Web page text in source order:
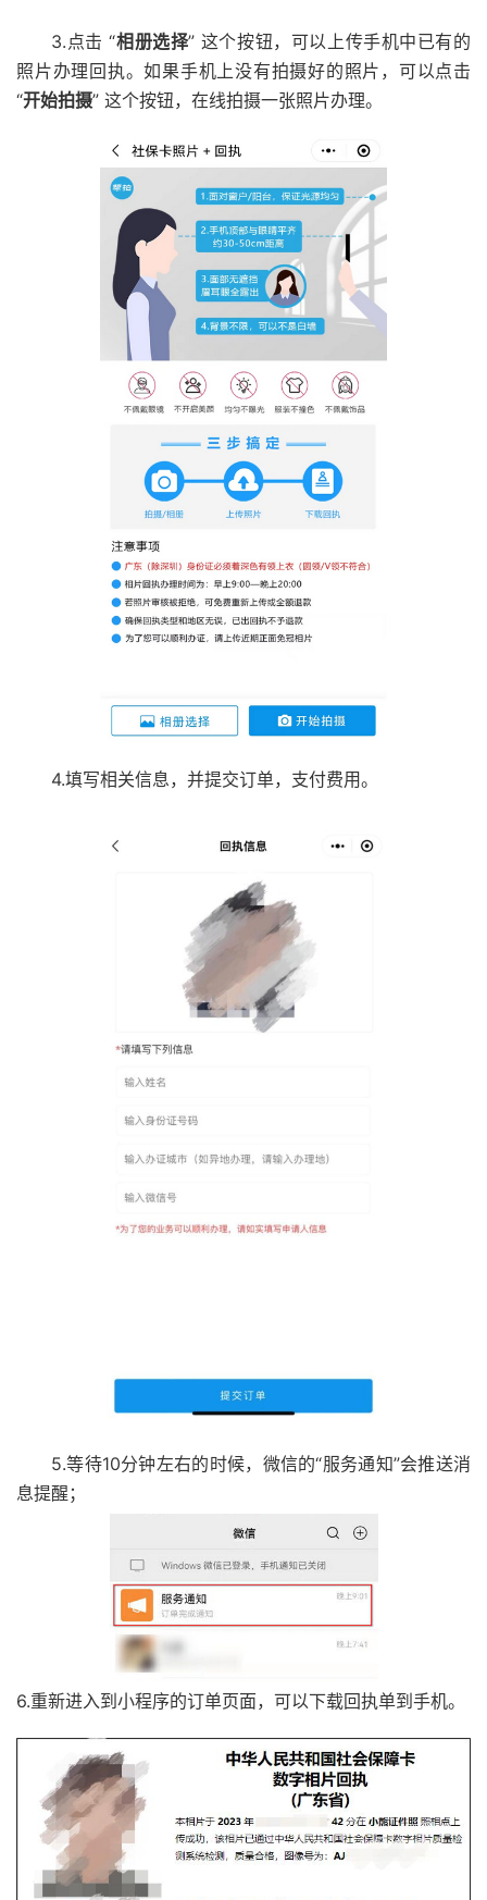
3.点击 “相册选择” 这个按钮，可以上传手机中已有的
照片办理回执。如果手机上没有拍摄好的照片，可以点击
“开始拍摄” 这个按钮，在线拍摄一张照片办理。
4.填写相关信息，并提交订单，支付费用。
5.等待10分钟左右的时候，微信的“服务通知”会推送消
息提醒；
6.重新进入到小程序的订单页面，可以下载回执单到手机。